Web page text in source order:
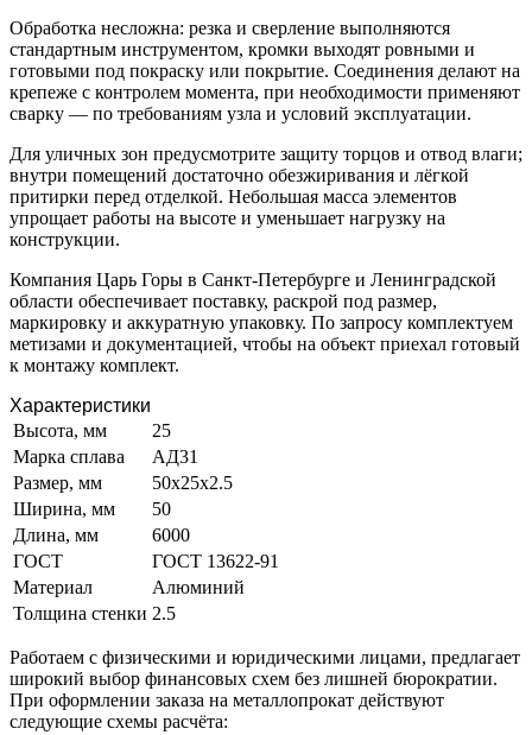
Обработка несложна: резка и сверление выполняются
стандартным инструментом, кромки выходят ровными и
готовыми под покраску или покрытие. Соединения делают на
крепеже с контролем момента, при необходимости применяют
сварку — по требованиям узла и условий эксплуатации.
Для уличных зон предусмотрите защиту торцов и отвод влаги;
внутри помещений достаточно обезжиривания и лёгкой
притирки перед отделкой. Небольшая масса элементов
упрощает работы на высоте и уменьшает нагрузку на
конструкции.
Компания Царь Горы в Санкт-Петербурге и Ленинградской
области обеспечивает поставку, раскрой под размер,
маркировку и аккуратную упаковку. По запросу комплектуем
метизами и документацией, чтобы на объект приехал готовый
к монтажу комплект.
Характеристики
Высота, мм
25
Марка сплава
АД31
Размер, мм
50х25х2.5
Ширина, мм
50
Длина, мм
6000
ГОСТ
ГОСТ 13622-91
Материал
Алюминий
Толщина стенки 2.5
Работаем с физическими и юридическими лицами, предлагает
широкий выбор финансовых схем без лишней бюрократии.
При оформлении заказа на металлопрокат действуют
следующие схемы расчёта: